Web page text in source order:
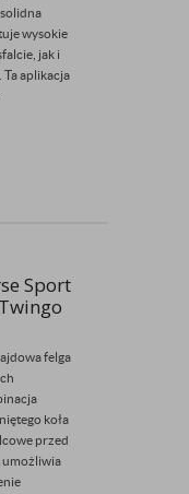
wysokie
jak i
aplikacja
Sport
felga
koła
przed
umożliwia